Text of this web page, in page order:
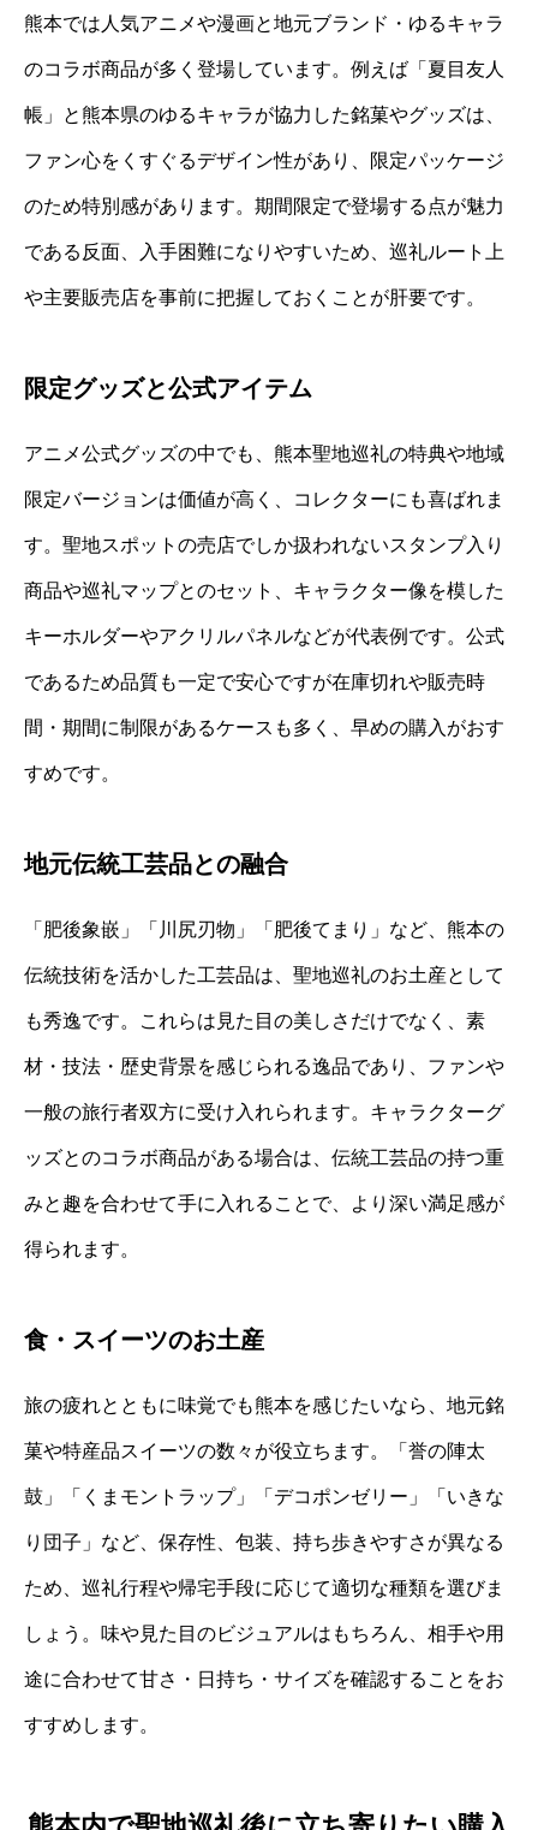
熊本では人気アニメや漫画と地元ブランド・ゆるキャラ
のコラボ商品が多く登場しています。例えば「夏目友人
帳」と熊本県のゆるキャラが協力した銘菓やグッズは、
ファン心をくすぐるデザイン性があり、限定パッケージ
のため特別感があります。期間限定で登場する点が魅力
である反面、入手困難になりやすいため、巡礼ルート上
や主要販売店を事前に把握しておくことが肝要です。
限定グッズと公式アイテム
アニメ公式グッズの中でも、熊本聖地巡礼の特典や地域
限定バージョンは価値が高く、コレクターにも喜ばれま
す。聖地スポットの売店でしか扱われないスタンプ入り
商品や巡礼マップとのセット、キャラクター像を模した
キーホルダーやアクリルパネルなどが代表例です。公式
であるため品質も一定で安心ですが在庫切れや販売時
間・期間に制限があるケースも多く、早めの購入がおす
すめです。
地元伝統工芸品との融合
「肥後象嵌」「川尻刃物」「肥後てまり」など、熊本の
伝統技術を活かした工芸品は、聖地巡礼のお土産として
も秀逸です。これらは見た目の美しさだけでなく、素
材・技法・歴史背景を感じられる逸品であり、ファンや
一般の旅行者双方に受け入れられます。キャラクターグ
ッズとのコラボ商品がある場合は、伝統工芸品の持つ重
みと趣を合わせて手に入れることで、より深い満足感が
得られます。
食・スイーツのお土産
旅の疲れとともに味覚でも熊本を感じたいなら、地元銘
菓や特産品スイーツの数々が役立ちます。「誉の陣太
鼓」「くまモントラップ」「デコポンゼリー」「いきな
り団子」など、保存性、包装、持ち歩きやすさが異なる
ため、巡礼行程や帰宅手段に応じて適切な種類を選びま
しょう。味や見た目のビジュアルはもちろん、相手や用
途に合わせて甘さ・日持ち・サイズを確認することをお
すすめします。